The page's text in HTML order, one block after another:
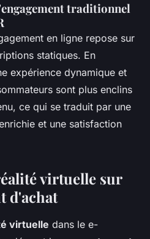
traditionnel
en ligne repose sur
statiques. En
expérience dynamique et
sont plus enclins
ce qui se traduit par une
et une satisfaction
virtuelle sur
d'achat
virtuelle dans le e-